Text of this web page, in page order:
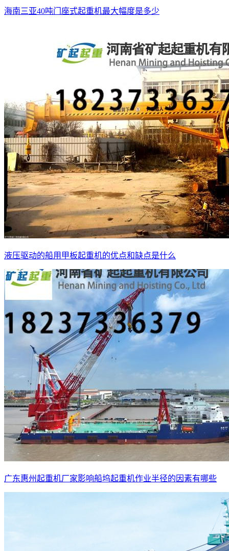
海南三亚40吨门座式起重机最大幅度是多少
液压驱动的船用甲板起重机的优点和缺点是什么
广东惠州起重机厂家影响船坞起重机作业半径的因素有哪些